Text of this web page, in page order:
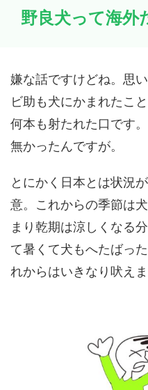
野良犬って海外
嫌な話ですけどね。思
ビ助も犬にかまれたこ
何本も射たれた口です
無かったんですが。
とにかく日本とは状況
意。これからの季節は
まり乾期は涼しくなる
て暑くて犬もへたばっ
れからはいきなり吠えま